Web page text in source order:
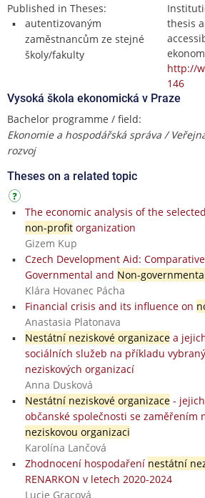
Published in Theses:
autentizovaným
zaměstnancům ze stejné
školy/fakulty
thesis
http://
146
Vysoká škola ekonomická v Praze
Bachelor programme / field:
Ekonomie a hospodářská správa /
rozvoj
Theses on a related topic
The economic analysis of the selected
non-profitorganization
Gizem Kup
Czech Development Aid:
Governmental and Non-
Klára Hovanec Pácha
Financial crisis and its influence on
Anastasia Platonava
Nestátní neziskové organizacea
sociálních služeb na příkladu
neziskových organizací
Anna Dusková
Nestátní neziskové organizace- jejich
občanské společnosti se zaměřením
neziskovou organizaci
Karolína Lančová
Zhodnocení hospodaření nestátní
RENARKON v letech 2020-2024
Lucie Gracová